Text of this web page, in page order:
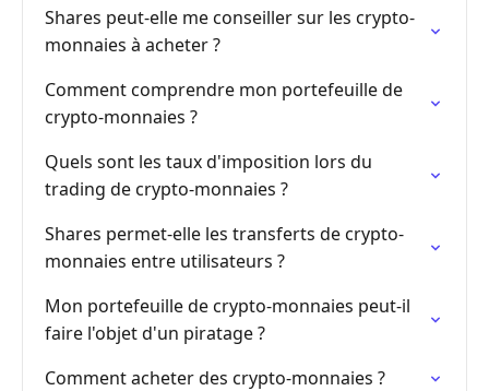
Shares peut-elle me conseiller sur les crypto-
monnaies à acheter ?
Comment comprendre mon portefeuille de
crypto-monnaies ?
Quels sont les taux d'imposition lors du
trading de crypto-monnaies ?
Shares permet-elle les transferts de crypto-
monnaies entre utilisateurs ?
Mon portefeuille de crypto-monnaies peut-il
faire l'objet d'un piratage ?
Comment acheter des crypto-monnaies ?